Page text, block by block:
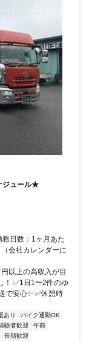
ジュール★
日数：1ヶ月あた
会社カレンダーに
以上の高収入が目
！ ✅1日1〜2件のゆ
で安心✨ ✅休憩時
あり
バイク通勤OK
験者歓迎
午前
長期歓迎